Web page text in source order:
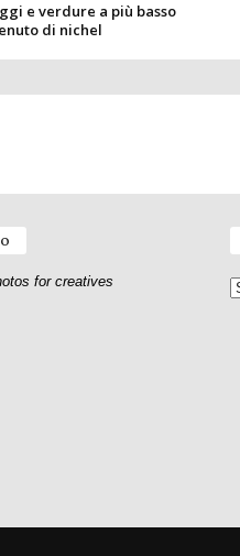
e verdure a più basso
di nichel
for creatives